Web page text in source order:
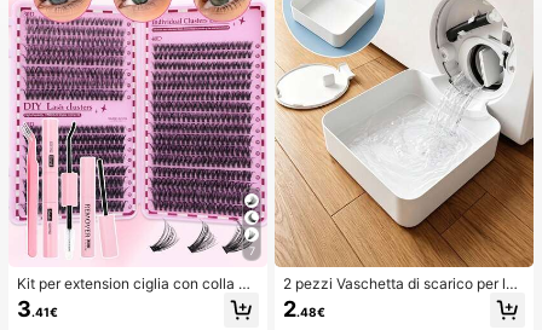
7
Kit per extension ciglia con colla a
doppia estremità/640 ciuffi di ciglia
finte in visone sintetico fai-da-te, ri
3.41€
2 pezzi Vaschetta di scarico per lav
atrice, Tappetino di protezione imp
ermeabile per pavimento della lava
2.48€